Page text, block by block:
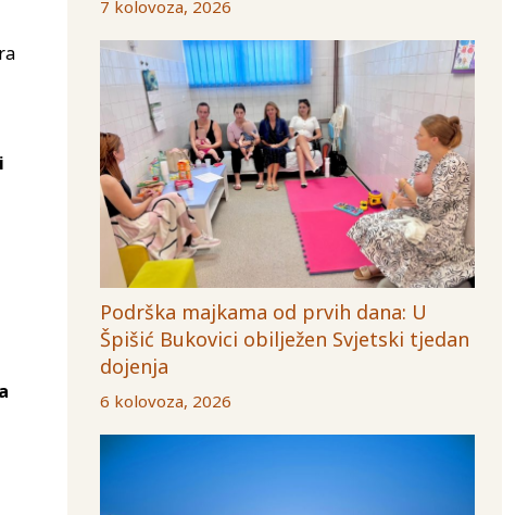
7 kolovoza, 2026
Podrška majkama od prvih dana: U
Špišić Bukovici obilježen Svjetski tjedan
dojenja
6 kolovoza, 2026